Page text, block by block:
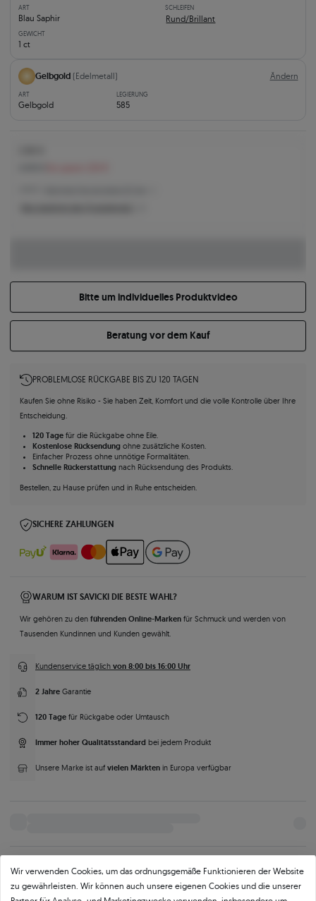
ART
Blau Saphir
SCHLEIFEN
Rund/Brillant
GEWICHT
1 ct
Gelbgold (Edelmetall) Ändern
ART
Gelbgold
LEGIERUNG
585
Bitte um individuelles Produktvideo
Beratung vor dem Kauf
PROBLEMLOSE RÜCKGABE BIS ZU 120 TAGEN
Kaufen Sie ohne Risiko - Sie haben Zeit, Komfort und die volle Kontrolle über Ihre
Entscheidung.
120 Tagefür die Rückgabe ohne Eile.
Kostenlose Rücksendungohne zusätzliche Kosten.
Einfacher Prozess ohne unnötige Formalitäten.
Schnelle Rückerstattungnach Rücksendung des Produkts.
Bestellen, zu Hause prüfen und in Ruhe entscheiden.
SICHERE ZAHLUNGEN
WARUM IST SAVICKI DIE BESTE WAHL?
Wir gehören zu den führenden Online-Marken für Schmuck und werden von
Tausenden Kundinnen und Kunden gewählt.
Kundenservice täglich von 8:00 bis 16:00 Uhr
2 Jahre Garantie
120 Tage für Rückgabe oder Umtausch
Immer hoher Qualitätsstandard bei jedem Produkt
Unsere Marke ist auf vielen Märkten in Europa verfügbar
Parameter Beschreibung Mehr Fotos und Videos anfordern
Wir verwenden Cookies, um das ordnungsgemäße Funktionieren der Website
zu gewährleisten. Wir können auch unsere eigenen Cookies und die unserer